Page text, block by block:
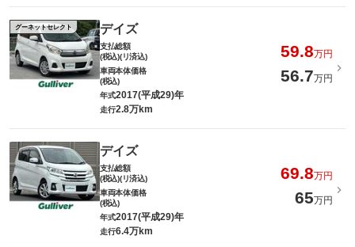
グーネットセレクト デイズ
支払総額
(税込)(リ済込)
59.8万円
車両本体価格
(税込)
56.7万円
年式2017(平成29)年
走行2.8万km
デイズ
支払総額
(税込)(リ済込)
69.8万円
車両本体価格
(税込)
65万円
年式2017(平成29)年
走行6.4万km